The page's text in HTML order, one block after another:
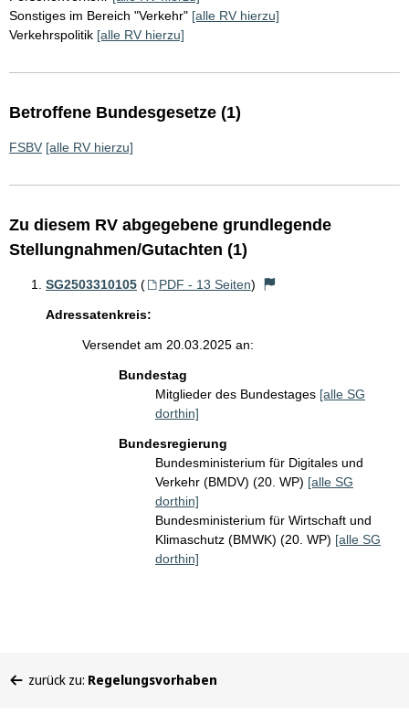
Sonstiges im Bereich "Verkehr" [alle RV hierzu]
Verkehrspolitik [alle RV hierzu]
Betroffene Bundesgesetze (1)
FSBV [alle RV hierzu]
Zu diesem RV abgegebene grundlegende
Stellungnahmen/Gutachten (1)
SG2503310105 ( PDF - 13 Seiten)
Adressatenkreis:
Versendet am 20.03.2025 an:
Bundestag
Mitglieder des Bundestages [alle SG
dorthin]
Bundesregierung
Bundesministerium für Digitales und
Verkehr (BMDV) (20. WP) [alle SG
dorthin]
Bundesministerium für Wirtschaft und
Klimaschutz (BMWK) (20. WP) [alle SG
dorthin]
befinden
zurück zu: Regelungsvorhaben